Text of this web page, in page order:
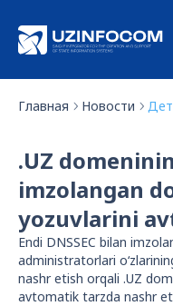
Главная Новости
.UZ
imzolangan
yozuvlarini
Endi DNSSEC bilan
administratorlari
nashr etish orqali .UZ
avtomatik tarzda nashr